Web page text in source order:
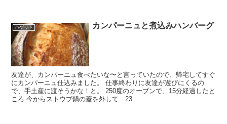
バゲット カンパーニュと煮込みハンバーグ
友達が、カンパーニュ食べたいな〜と言っていたので、帰宅してすぐ
にカンパーニュ仕込みました。 仕事終わりに友達が遊びにくるの
で、手土産に渡そうかな！と。 250度のオーブンで、15分経過したと
ころ 今からストウブ鍋の蓋を外して 23...